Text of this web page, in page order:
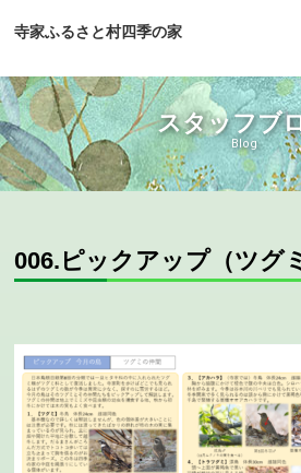
寺家ふるさと村四季の家
スタッフブ
Blog
006.ピックアップ（ツグ